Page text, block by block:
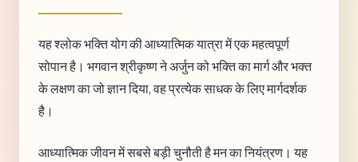
यह श्लोक भक्ति योग की आध्यात्मिक यात्रा में एक महत्वपूर्ण
सोपान है। भगवान श्रीकृष्ण ने अर्जुन को भक्ति का मार्ग और भक्त
के लक्षण का जो ज्ञान दिया, वह प्रत्येक साधक के लिए मार्गदर्शक
है।
आध्यात्मिक जीवन में सबसे बड़ी चुनौती है मन का नियंत्रण। यह